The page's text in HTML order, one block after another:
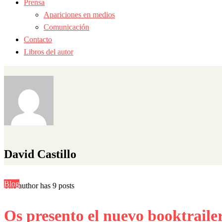
Prensa
Apariciones en medios
Comunicación
Contacto
Libros del autor
David Castillo
The author has 9 posts
Blog
Os presento el nuevo